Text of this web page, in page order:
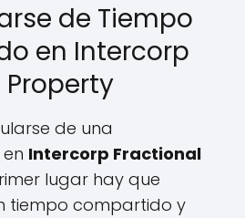
de Tiempo
en Intercorp
de una
Intercorp Fractional
lugar hay que
tiempo compartido y